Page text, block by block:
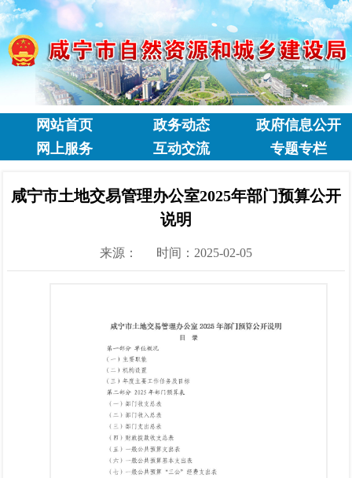
网站首页 政务动态
政府信息公开
网上服务
互动交流 专题专栏
咸宁市土地交易管理办公室2025年部门预算公开
说明
来源： 时间：2025-02-05